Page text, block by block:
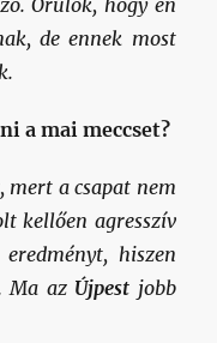
de ennek most
a mai meccset?
mert a csapat nem
kellően agresszív
hiszen
Ma az Újpest jobb